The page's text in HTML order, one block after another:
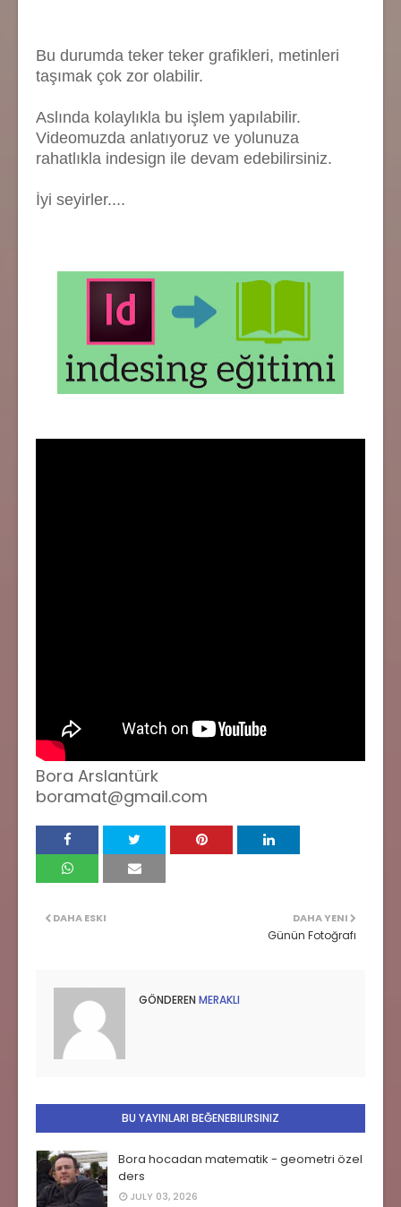
Bu durumda teker teker grafikleri, metinleri
taşımak çok zor olabilir.
Aslında kolaylıkla bu işlem yapılabilir.
Videomuzda anlatıyoruz ve yolunuza
rahatlıkla indesign ile devam edebilirsiniz.
İyi seyirler....
Bora Arslantürk
boramat@gmail.com
DAHA YENI
Günün Fotoğrafı
DAHA ESKI
GÖNDEREN MERAKLI
BU YAYINLARI BEĞENEBILIRSINIZ
Bora hocadan matematik - geometri özel
ders
JULY 03, 2026